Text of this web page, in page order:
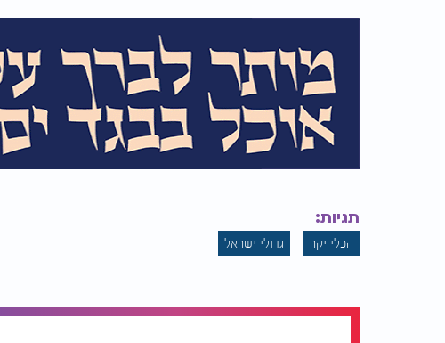
במהלך השנים, נעשו דבריו חלק בלתי נפרד מתכניות
הדרשות המרכזיות בבתי הכנסת. גם רבנים גדולים
כיסוד מוסרי בדברי חיזוק לציבור. חכמתו, צחות
תוקף נצחי
מורשת נמשכת
על מצבתו של הכלי יקר נכתב "דרשן מפורסם בכל
- יקר - בעבודת ה
אין פלא אם כן שעד היום, מאות שנים לאחר פטירתו,
שומעים את התביעה, שומעים את האור.
תגיות:
הכלי יקר גדולי ישראל